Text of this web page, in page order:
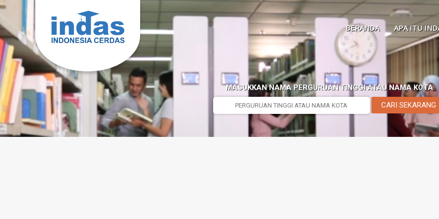
BERANDA APA ITU
MASUKKAN NAMA PERGURUAN TINGGI ATAU NAMA KOTA